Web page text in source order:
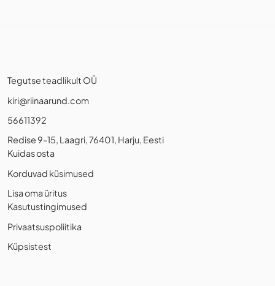
Tegutse teadlikult OÜ
kiri@riinaarund.com
56611392
Redise 9-15, Laagri, 76401, Harju, Eesti
Kuidas osta
Korduvad küsimused
Lisa oma üritus
Kasutustingimused
Privaatsuspoliitika
Küpsistest